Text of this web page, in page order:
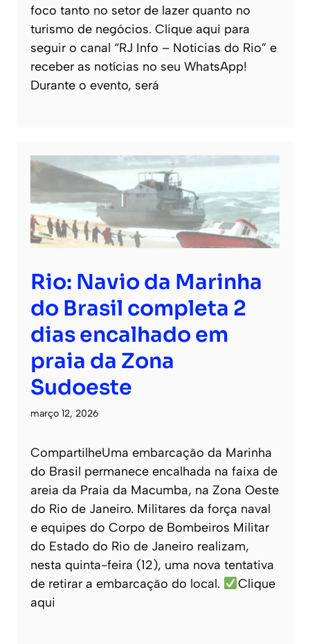
foco tanto no setor de lazer quanto no
turismo de negócios. Clique aqui para
seguir o canal “RJ Info – Noticias do Rio” e
receber as notícias no seu WhatsApp!
Durante o evento, será
Rio: Navio da Marinha
do Brasil completa 2
dias encalhado em
praia da Zona
Sudoeste
março 12, 2026
CompartilheUma embarcação da Marinha
do Brasil permanece encalhada na faixa de
areia da Praia da Macumba, na Zona Oeste
do Rio de Janeiro. Militares da força naval
e equipes do Corpo de Bombeiros Militar
do Estado do Rio de Janeiro realizam,
nesta quinta-feira (12), uma nova tentativa
de retirar a embarcação do local.
Clique
aqui